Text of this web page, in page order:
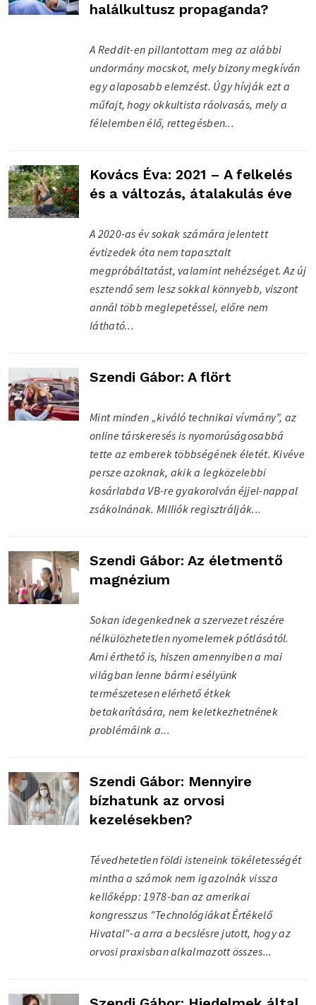
halálkultusz propaganda?
A Reddit-en pillantottam meg az alábbi
undormány mocskot, mely bizony megkíván
egy alaposabb elemzést. Úgy hívják ezt a
műfajt, hogy okkultista ráolvasás, mely a
félelemben élő, rettegésben...
Kovács Éva: 2021 – A felkelés
és a változás, átalakulás éve
A 2020-as év sokak számára jelentett
évtizedek óta nem tapasztalt
megpróbáltatást, valamint nehézséget. Az új
esztendő sem lesz sokkal könnyebb, viszont
annál több meglepetéssel, előre nem
látható...
Szendi Gábor: A flört
Mint minden „kiváló technikai vívmány”, az
online társkeresés is nyomorúságosabbá
tette az emberek többségének életét. Kivéve
persze azoknak, akik a legközelebbi
kosárlabda VB-re gyakorolván éjjel-nappal
zsákolnának. Milliók regisztrálják...
Szendi Gábor: Az életmentő
magnézium
Sokan idegenkednek a szervezet részére
nélkülözhetetlen nyomelemek pótlásától.
Ami érthető is, hiszen amennyiben a mai
világban lenne bármi esélyünk
természetesen elérhető étkek
betakarítására, nem keletkezhetnének
problémáink a...
Szendi Gábor: Mennyire
bízhatunk az orvosi
kezelésekben?
Tévedhetetlen földi isteneink tökéletességét
mintha a számok nem igazolnák vissza
kellőképp: 1978-ban az amerikai
kongresszus "Technológiákat Értékelő
Hivatal"-a arra a becslésre jutott, hogy az
orvosi praxisban alkalmazott összes...